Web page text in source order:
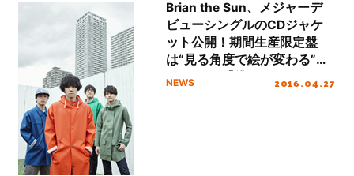
Brian the Sun、メジャーデ
ビューシングルのCDジャケ
ット公開！期間生産限定盤
は“見る角度で絵が変わる”
TVアニメ『僕のヒーローア
NEWS 2016.04.27